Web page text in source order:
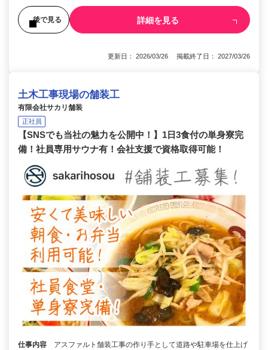
後で見る 詳細を見る
更新日： 2026/03/26 掲載終了日： 2027/03/26
土木工事現場の舗装工
有限会社サカリ舗装
正社員
【SNSでも当社の魅力を公開中！】1日3食付の単身寮完
備！社員専用サウナ有！会社支援で資格取得可能！
仕事内容
アスファルト舗装工事の作り手として道路や駐車場を仕上げ